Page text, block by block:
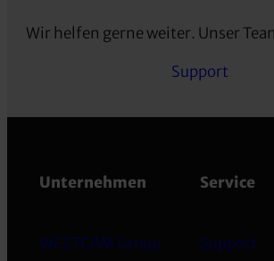
Wir helfen gerne weiter. Unser
Support
Unternehmen
WESTCAM Group
Service
Support